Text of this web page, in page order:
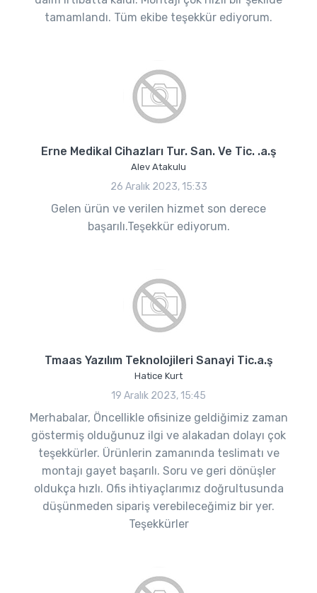
tamamlandı. Tüm ekibe teşekkür ediyorum.
Erne Medikal Cihazları Tur. San. Ve Tic. .a.ş
Alev Atakulu
26 Aralık 2023, 15:33
Gelen ürün ve verilen hizmet son derece
başarılı.Teşekkür ediyorum.
Tmaas Yazılım Teknolojileri Sanayi Tic.a.ş
Hatice Kurt
19 Aralık 2023, 15:45
Merhabalar, Öncellikle ofisinize geldiğimiz zaman
göstermiş olduğunuz ilgi ve alakadan dolayı çok
teşekkürler. Ürünlerin zamanında teslimatı ve
montajı gayet başarılı. Soru ve geri dönüşler
oldukça hızlı. Ofis ihtiyaçlarımız doğrultusunda
düşünmeden sipariş verebileceğimiz bir yer.
Teşekkürler